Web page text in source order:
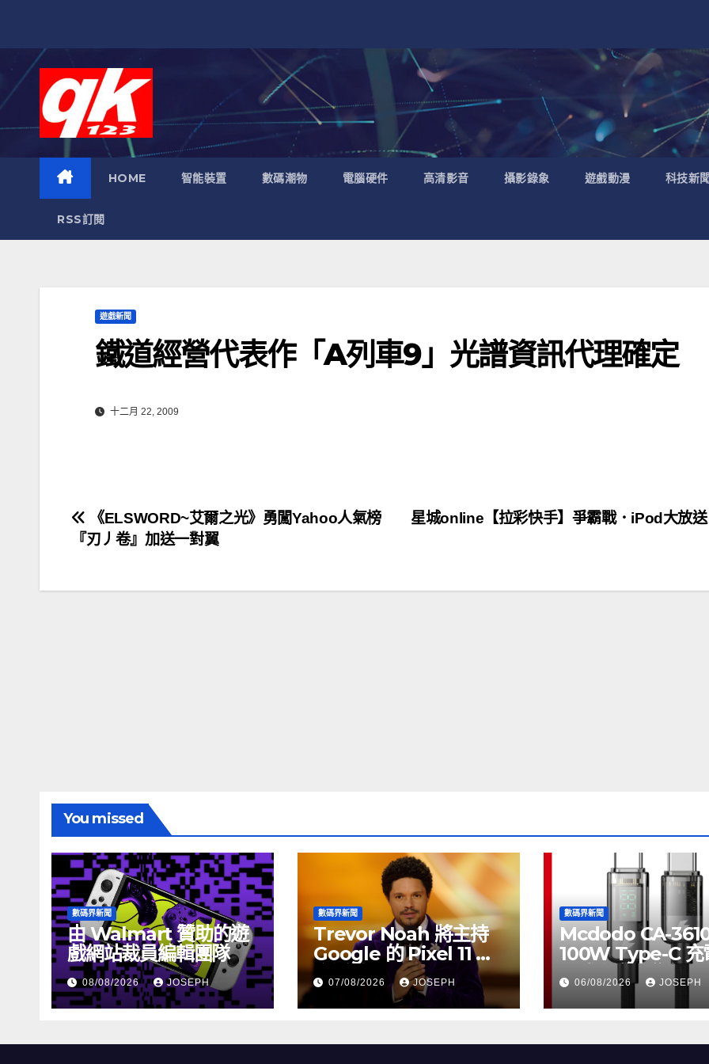
HOME 智能裝置 數碼潮物 電腦硬件 高清影音 攝影錄象 遊戲動漫 科技新
RSS訂閱
遊戲新聞
鐵道經營代表作「A列車9」光譜資訊代理確定
十二月 22, 2009
文
章
導
星城online【拉彩快手】爭霸戰．iPod大放
《ELSWORD~艾爾之光》勇闖Yahoo人氣榜
『刃丿卷』加送一對翼
You missed
數碼界新聞
由 Walmart 贊助的遊
戲網站裁員編輯團隊
08/08/2026 JOSEPH
數碼界新聞
Trevor Noah 將主持
Google 的 Pixel 11 推
介活動
07/08/2026 JOSEPH
數碼界新聞
Mcdodo CA-
100W Type-C 充
正式上市，售價
HK$115
06/08/2026 JOSEPH